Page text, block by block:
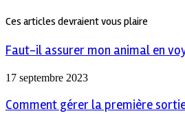
Ces articles devraient vous plaire
Faut-il assurer mon animal en
17 septembre 2023
Comment gérer la première